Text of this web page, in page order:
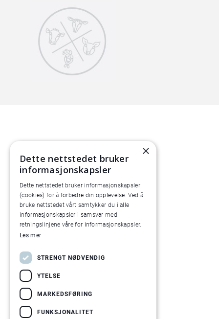
×
Dette nettstedet bruker
informasjonskapsler
Dette nettstedet bruker informasjonskapsler
(cookies) for å forbedre din opplevelse. Ved å
bruke nettstedet vårt samtykker du i alle
informasjonskapsler i samsvar med
retningslinjene våre for informasjonskapsler.
Les mer
STRENGT NØDVENDIG
YTELSE
MARKEDSFØRING
FUNKSJONALITET